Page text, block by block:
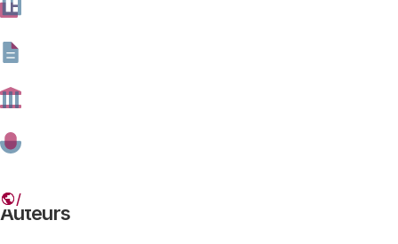
Het_Bericht_-_Wetenschap_als_strijdt
oneel.pdf
bestand type
pdf -
rode achtergrond.jpg
Auteurs